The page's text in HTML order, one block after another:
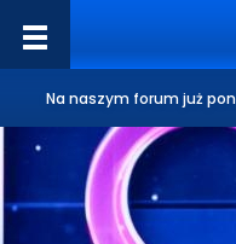
Na naszym forum już